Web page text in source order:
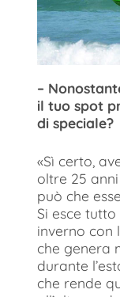
–
il tuo spot
di speciale?
«Sì certo,
oltre 25
può che
Si esce tutto
inverno con
che genera
durante
che rende